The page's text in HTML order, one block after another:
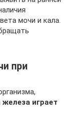
мочи и кала.
при
железа играет